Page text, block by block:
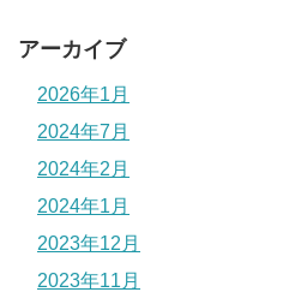
アーカイブ
2026年1月
2024年7月
2024年2月
2024年1月
2023年12月
2023年11月